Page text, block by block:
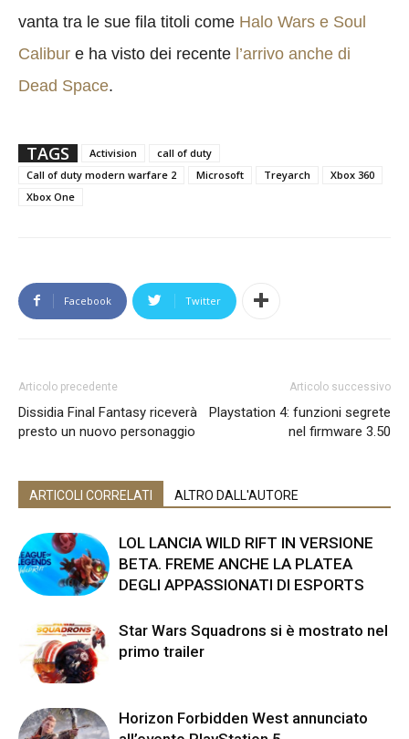
vanta tra le sue fila titoli come Halo Wars e Soul
Calibur e ha visto dei recente l’arrivo anche di
Dead Space.
TAGS Activision
call of duty
Call of duty modern warfare 2
Microsoft Treyarch
Xbox 360
Xbox One
Facebook Twitter
Articolo precedente
Dissidia Final Fantasy riceverà
presto un nuovo personaggio
Articolo successivo
Playstation 4: funzioni segrete
nel firmware 3.50
ARTICOLI CORRELATI ALTRO DALL'AUTORE
LOL LANCIA WILD RIFT IN VERSIONE
BETA. FREME ANCHE LA PLATEA
DEGLI APPASSIONATI DI ESPORTS
Star Wars Squadrons si è mostrato nel
primo trailer
Horizon Forbidden West annunciato